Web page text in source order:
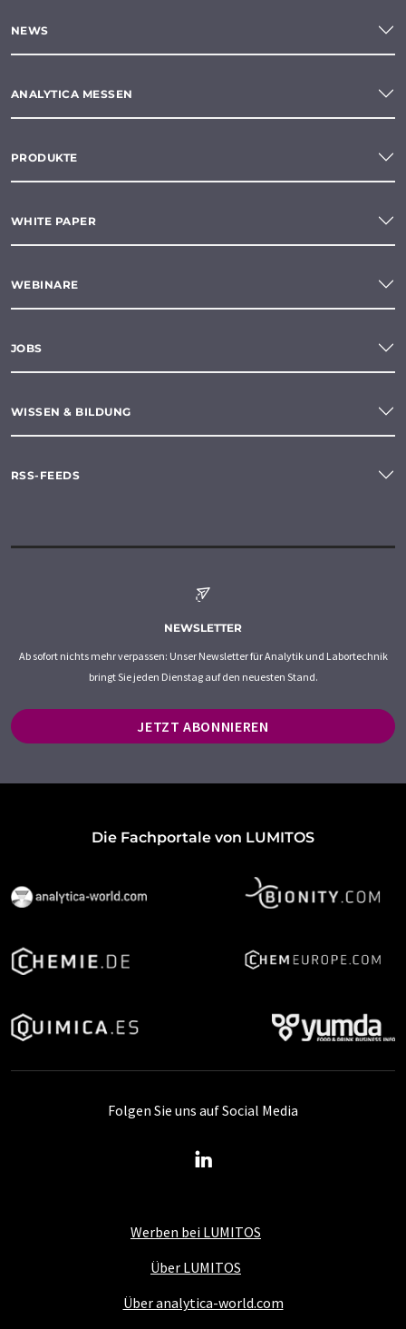
NEWS
ANALYTICA MESSEN
PRODUKTE
WHITE PAPER
WEBINARE
JOBS
WISSEN & BILDUNG
RSS-FEEDS
NEWSLETTER
Ab sofort nichts mehr verpassen: Unser Newsletter für Analytik und Labortechnik
bringt Sie jeden Dienstag auf den neuesten Stand.
JETZT ABONNIEREN
Die Fachportale von LUMITOS
Werben bei LUMITOS
Über LUMITOS
Über analytica-world.com
Folgen Sie uns auf Social Media